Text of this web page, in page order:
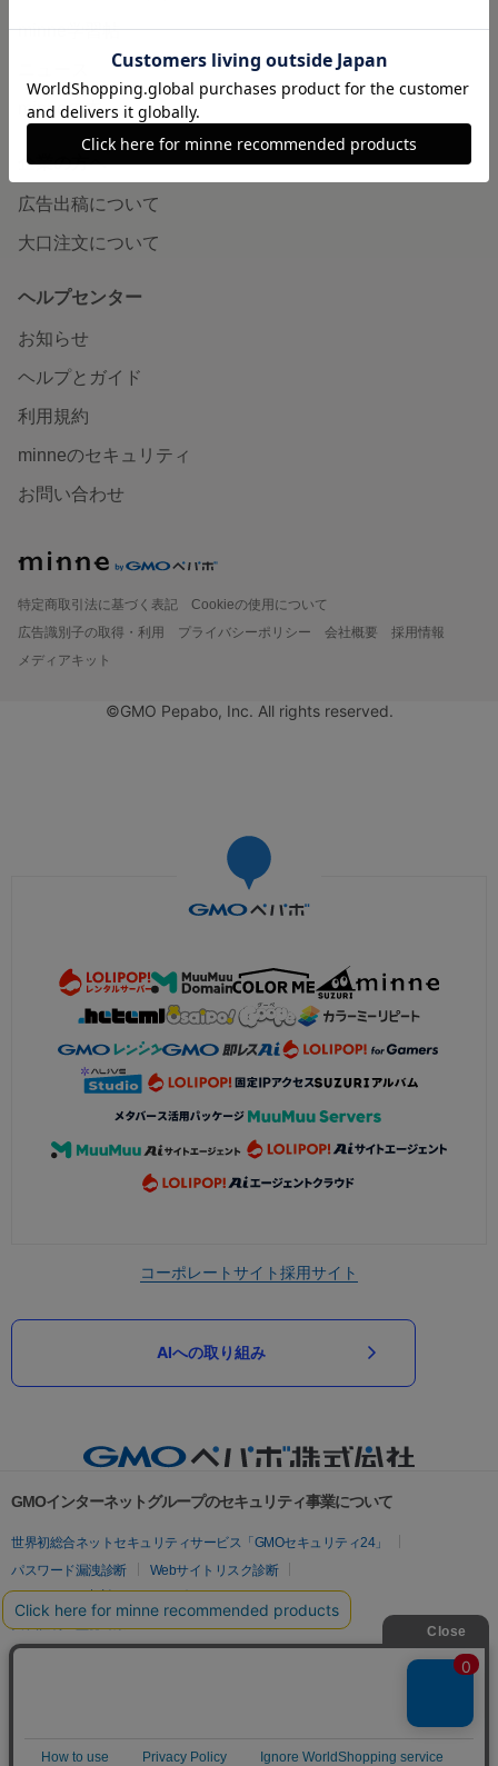
minne学習帖
minneの本
企業の方へ
広告出稿について
大口注文について
ヘルプセンター
お知らせ
ヘルプとガイド
利用規約
minneのセキュリティ
お問い合わせ
特定商取引法に基づく表記
Cookieの使用について
広告識別子の取得・利用
プライバシーポリシー 会社概要
採用情報
メディアキット
©GMO Pepabo, Inc. All rights reserved.
コーポレートサイト採用サイト
AIへの取り組み
GMOインターネットグループのセキュリティ事業について
世界初総合ネットセキュリティサービス「GMOセキュリティ24」
パスワード漏洩診断
Webサイトリスク診断
セキュリティ相談AIチャットボット
実在証明・盗聴対策
サイバー攻撃対策（GMOサイバーセキュリティ byイエラエ）